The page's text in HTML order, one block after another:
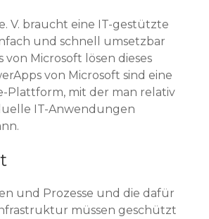
V. braucht eine IT-gestützte
und schnell umsetzbar
von Microsoft lösen dieses
von Microsoft sind eine
Plattform, mit der man relativ
IT-Anwendungen
und Prozesse und die dafür
müssen geschützt